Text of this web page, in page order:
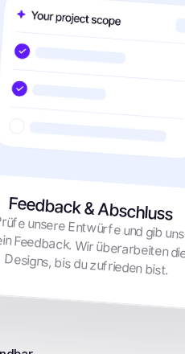
Feedback & Abschluss
unsere Entwürfe und gib uns
Feedback. Wir überarbeiten die
Designs, bis du zufrieden bist.